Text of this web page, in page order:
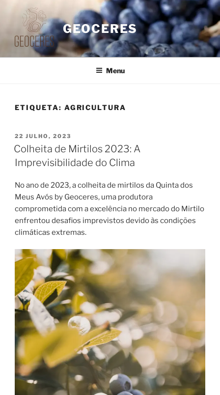
conteúdo
GEOCERES
Menu
ETIQUETA: AGRICULTURA
PUBLICADO
EM
22 JULHO, 2023
Colheita de Mirtilos 2023: A
Imprevisibilidade do Clima
No ano de 2023, a colheita de mirtilos da Quinta dos
Meus Avós by Geoceres, uma produtora
comprometida com a excelência no mercado do Mirtilo
enfrentou desafios imprevistos devido às condições
climáticas extremas.